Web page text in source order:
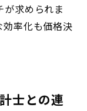
求められま
率化も価格決
士との連